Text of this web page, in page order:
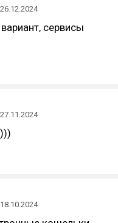
26.12.2024
сервисы
27.11.2024
18.10.2024